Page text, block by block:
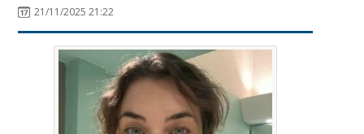
21/11/2025 21:22